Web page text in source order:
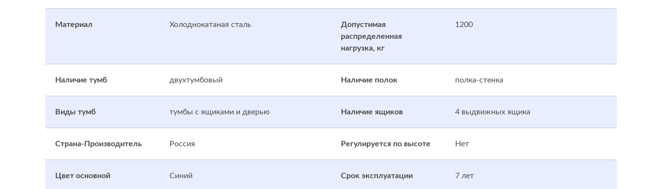
Материал Холоднокатаная сталь
Допустимая
распределенная
нагрузка, кг
1200
Наличие тумб двухтумбовый Наличие полок полка-стенка
Виды тумб тумбы с ящиками и дверью Наличие ящиков 4 выдвижных ящика
Страна-Производитель Россия Регулируется по высоте Нет
Цвет основной Синий Срок эксплуатации 7 лет